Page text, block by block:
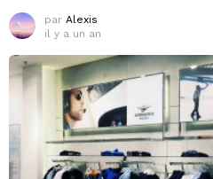
par Alexis
il y a un an